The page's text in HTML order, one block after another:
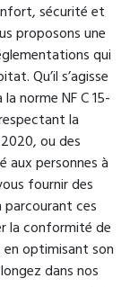
sécurité et
proposons une
qui
Qu’il s’agisse
norme NF C 15-
la
ou des
aux personnes à
fournir des
ces
la conformité de
optimisant son
dans nos